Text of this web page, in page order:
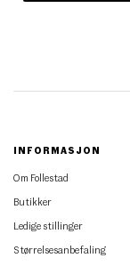
INFORMASJON
Om Follestad
Butikker
Ledige stillinger
Størrelsesanbefaling